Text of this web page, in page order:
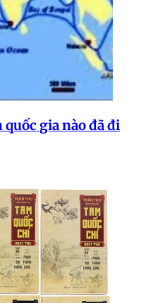
gia nào đã đi